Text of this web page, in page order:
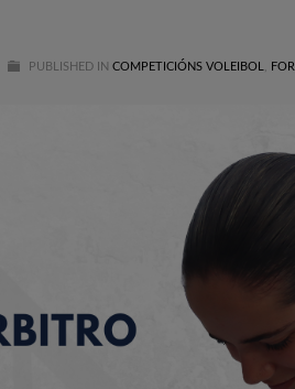
PUBLISHED IN COMPETICIÓNS VOLEIBOL